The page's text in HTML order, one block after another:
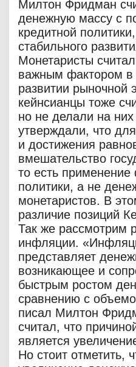
Милтон Фридман
денежную массу с
кредитной
стабильного
Монетаристы
важным фактором в
развитии рыночной
кейнсианцы тоже
но не делали на
утверждали, что
и достижения
вмешательство
то есть применение
политики, а не
монетаристов. В
различие позиций
Так же рассмотрим
инфляции.
представляет
возникающее и
быстрым ростом
сравнению с
писал Милтон
считал, что
является
Но стоит отметить,